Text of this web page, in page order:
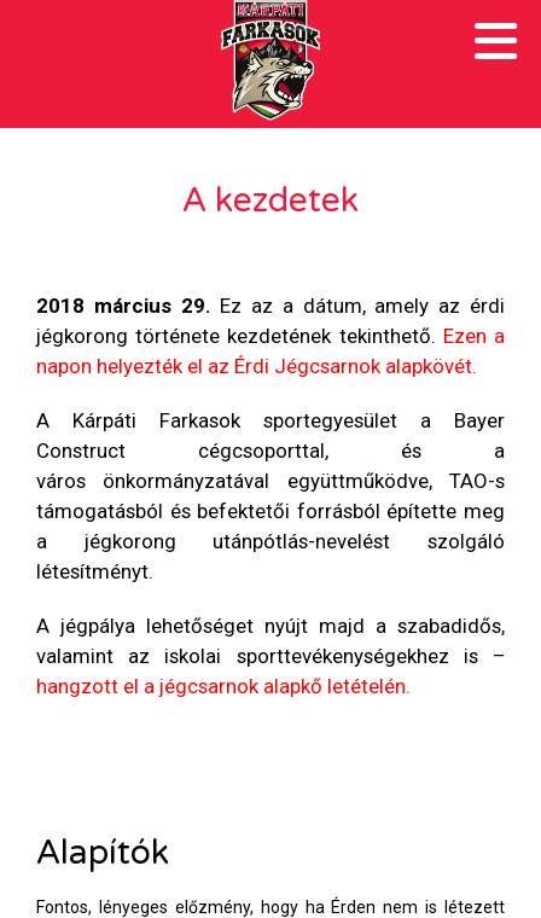
A kezdetek
2018 március 29. Ez az a dátum, amely az érdi
jégkorong története kezdetének tekinthető. Ezen a
napon helyezték el az Érdi Jégcsarnok alapkövét.
A Kárpáti Farkasok sportegyesület a Bayer
Construct cégcsoporttal, és a
város
önkormányzatával együttműködve, TAO-s
támogatásból és befektetői forrásból építette meg
a jégkorong utánpótlás-nevelést szolgáló
létesítményt.
A jégpálya lehetőséget nyújt majd a szabadidős,
valamint az iskolai sporttevékenységekhez is –
hangzott el a jégcsarnok alapkő letételén.
Alapítók
Fontos, lényeges előzmény, hogy ha Érden nem is létezett